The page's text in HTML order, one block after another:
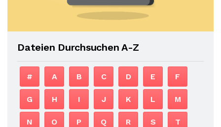
Dateien Durchsuchen A-Z
# A B C D E F
G H I J K L M
N O P Q R S T